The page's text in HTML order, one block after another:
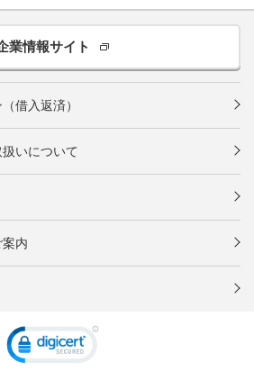
業情報サイト
借入返済）
いについて
内